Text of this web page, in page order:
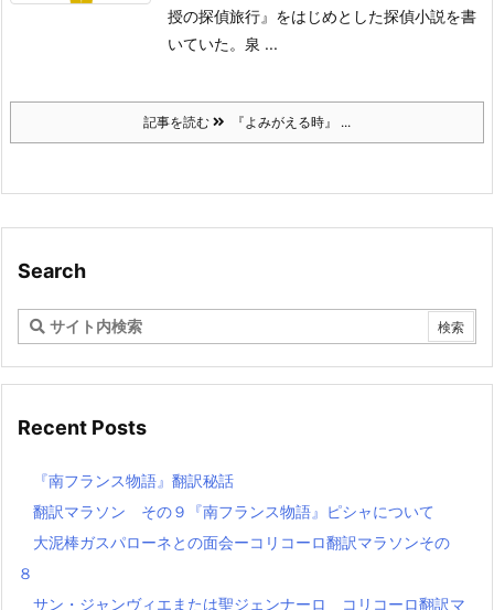
授の探偵旅行』をはじめとした探偵小説を書
いていた。泉 ...
記事を読む 『よみがえる時』 ...
Search
Recent Posts
『南フランス物語』翻訳秘話
翻訳マラソン その９『南フランス物語』ピシャについて
大泥棒ガスパローネとの面会ーコリコーロ翻訳マラソンその
８
サン・ジャンヴィエまたは聖ジェンナーロ コリコーロ翻訳マ